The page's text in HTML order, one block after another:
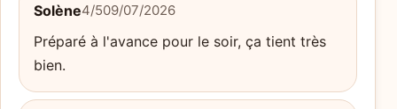
Solène4/509/07/2026
Préparé à l'avance pour le soir, ça tient très
bien.